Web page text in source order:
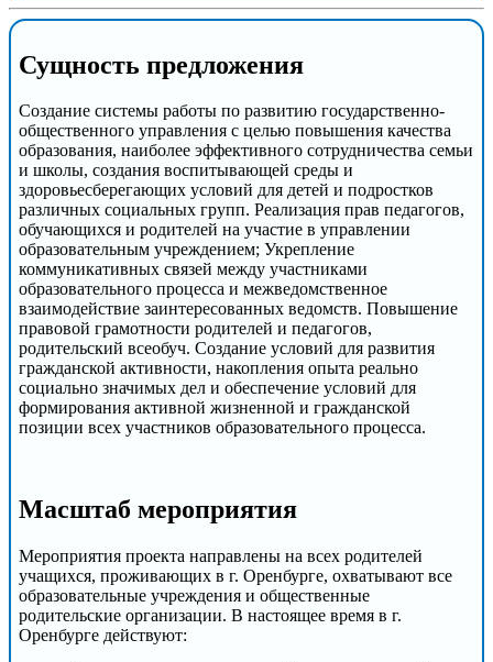
Сущность предложения
Создание системы работы по развитию государственно-
общественного управления с целью повышения качества
образования, наиболее эффективного сотрудничества семьи
и школы, создания воспитывающей среды и
здоровьесберегающих условий для детей и подростков
различных социальных групп. Реализация прав педагогов,
обучающихся и родителей на участие в управлении
образовательным учреждением; Укрепление
коммуникативных связей между участниками
образовательного процесса и межведомственное
взаимодействие заинтересованных ведомств. Повышение
правовой грамотности родителей и педагогов,
родительский всеобуч. Создание условий для развития
гражданской активности, накопления опыта реально
социально значимых дел и обеспечение условий для
формирования активной жизненной и гражданской
позиции всех участников образовательного процесса.
Масштаб мероприятия
Мероприятия проекта направлены на всех родителей
учащихся, проживающих в г. Оренбурге, охватывают все
образовательные учреждения и общественные
родительские организации. В настоящее время в г.
Оренбурге действуют: